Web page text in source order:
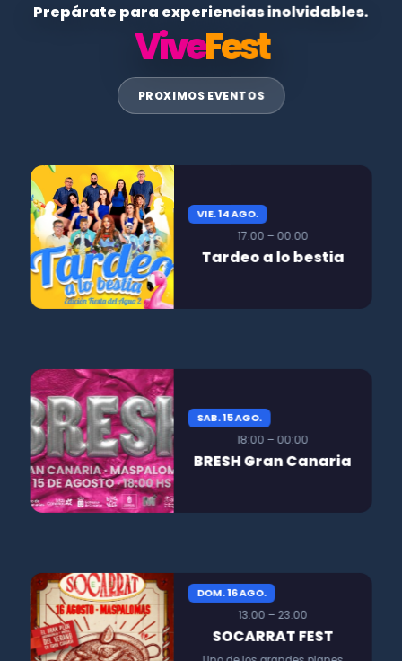
Prepárate para experiencias inolvidables.
ViveFest
PROXIMOS EVENTOS
VIE. 14 AGO.
17:00 – 00:00
Tardeo a lo bestia
SAB. 15 AGO.
18:00 – 00:00
BRESH Gran Canaria
DOM. 16 AGO.
13:00 – 23:00
SOCARRAT FEST